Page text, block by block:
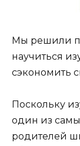
Мы решили
научиться
сэкономить
Поскольку
один из
родителей